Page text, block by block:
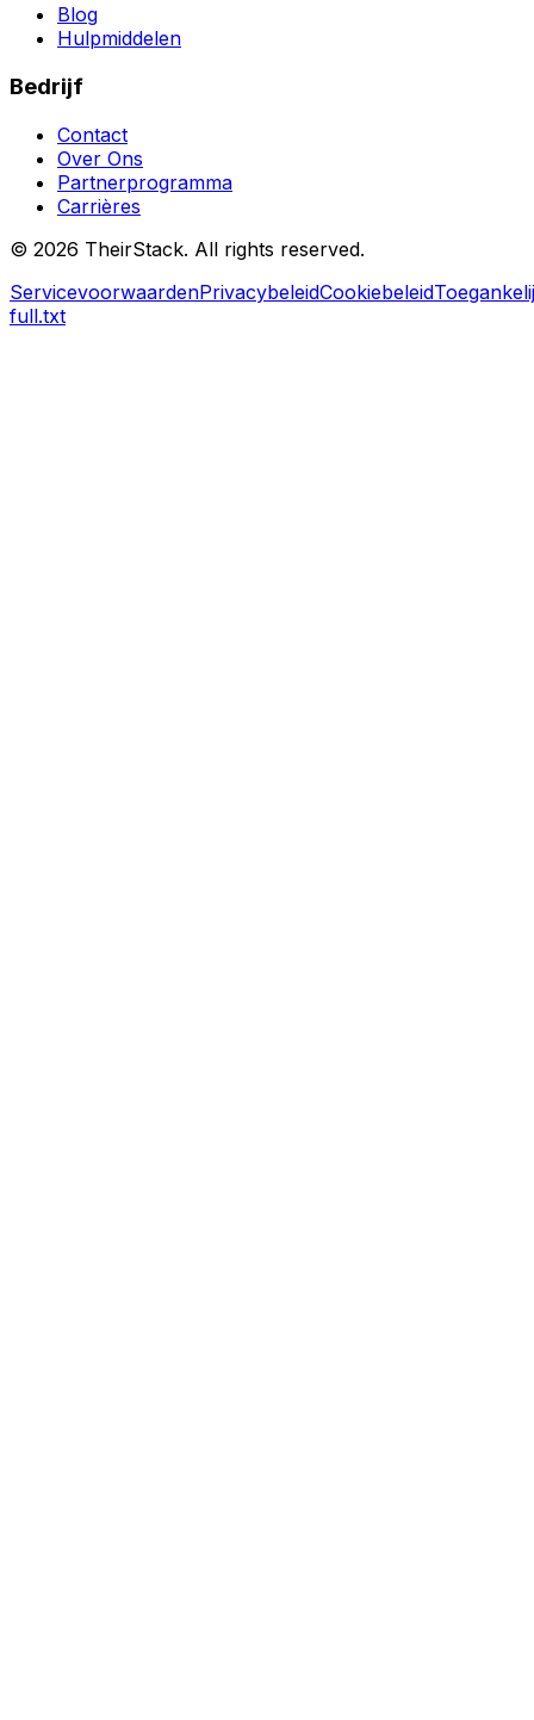
Blog
Hulpmiddelen
Bedrijf
Contact
Over Ons
Partnerprogramma
Carrières
© 2026 TheirStack. All rights reserved.
ServicevoorwaardenPrivacybeleidCookiebeleid
full.txt